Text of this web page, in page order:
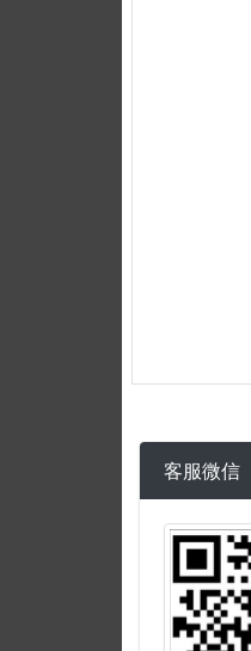
客服微信